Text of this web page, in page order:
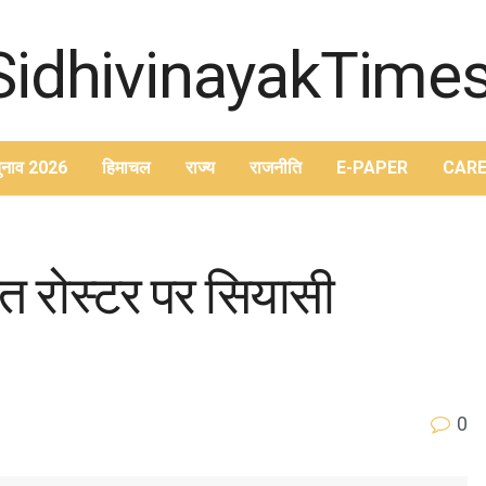
2026 हिमाचल राज्य राजनीति E-PAPER
रोस्टर पर सियासी
0